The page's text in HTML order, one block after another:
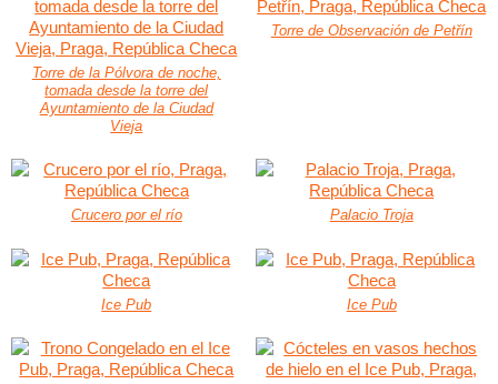
Torre de la Pólvora de noche,
tomada desde la torre del
Ayuntamiento de la Ciudad
Vieja
Torre de Observación de Petřín
Crucero por el río Palacio Troja
Ice Pub Ice Pub